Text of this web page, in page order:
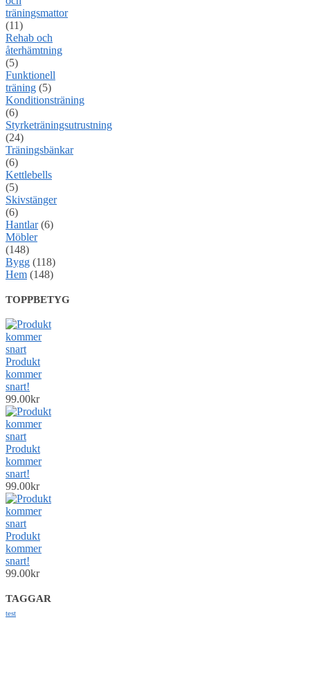
träningsmattor
(11)
Rehab och
återhämtning
(5)
Funktionell
träning (5)
Konditionsträning
(6)
Styrketräningsutrustning
(24)
Träningsbänkar
(6)
Kettlebells
(5)
Skivstänger
(6)
Hantlar (6)
Möbler
(148)
Bygg (118)
Hem (148)
TOPPBETYG
Produkt
kommer
snart!
99.00kr
Produkt
kommer
snart!
99.00kr
Produkt
kommer
snart!
99.00kr
TAGGAR
test